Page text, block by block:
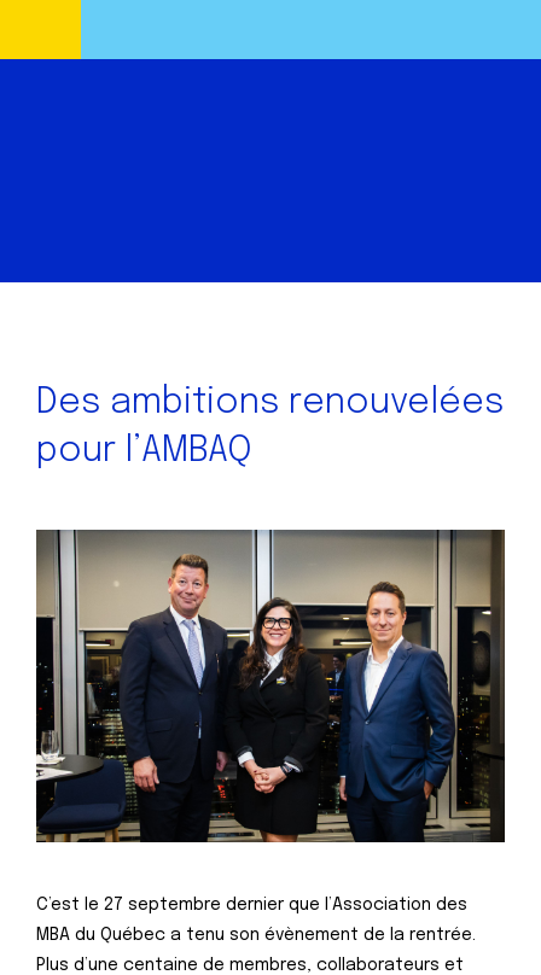
Des ambitions renouvelées
pour l’AMBAQ
C’est le 27 septembre dernier que l’Association des
MBA du Québec a tenu son évènement de la rentrée.
Plus d’une centaine de membres, collaborateurs et